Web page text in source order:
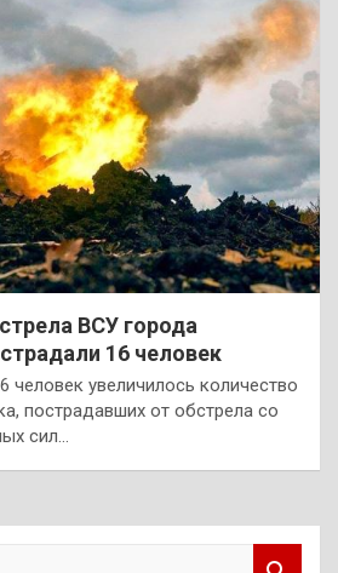
ВСУ города
16 человек
увеличилось количество
пострадавших от обстрела со
сил…